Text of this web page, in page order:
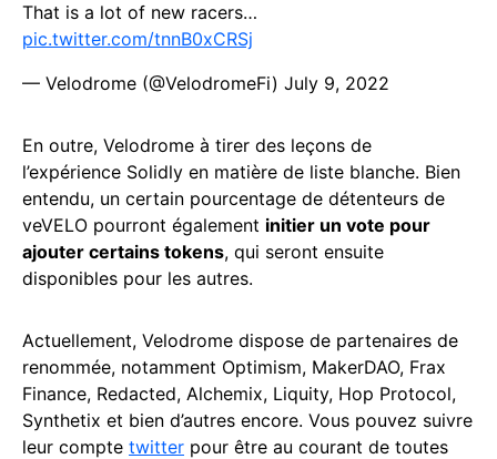
That is a lot of new racers…
pic.twitter.com/tnnB0xCRSj
— Velodrome (@VelodromeFi) July 9, 2022
En outre, Velodrome à tirer des leçons de
l’expérience Solidly en matière de liste blanche. Bien
entendu, un certain pourcentage de détenteurs de
veVELO pourront également initier un vote pour
ajouter certains tokens, qui seront ensuite
disponibles pour les autres.
Actuellement, Velodrome dispose de partenaires de
renommée, notamment Optimism, MakerDAO, Frax
Finance, Redacted, Alchemix, Liquity, Hop Protocol,
Synthetix et bien d’autres encore. Vous pouvez suivre
leur compte twitter pour être au courant de toutes